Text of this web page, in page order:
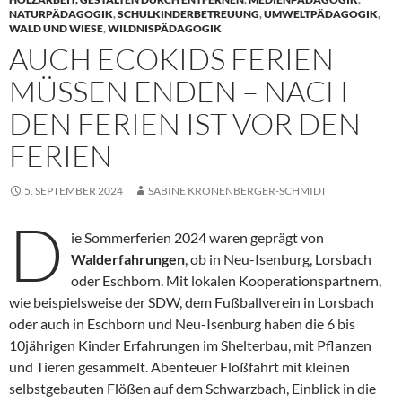
NATURPÄDAGOGIK,SCHULKINDERBETREUUNG,UMWELTPÄDAGOGIK,
WALD UND WIESE,WILDNISPÄDAGOGIK
AUCH ECOKIDS FERIEN
MÜSSEN ENDEN – NACH
DEN FERIEN IST VOR DEN
FERIEN
5. SEPTEMBER 2024 SABINE KRONENBERGER-SCHMIDT
D
ie Sommerferien 2024 waren geprägt von
Walderfahrungen , ob in Neu-Isenburg, Lorsbach
oder Eschborn. Mit lokalen Kooperationspartnern,
wie beispielsweise der SDW, dem Fußballverein in Lorsbach
oder auch in Eschborn und Neu-Isenburg haben die 6 bis
10jährigen Kinder Erfahrungen im Shelterbau, mit Pflanzen
und Tieren gesammelt. Abenteuer Floßfahrt mit kleinen
selbstgebauten Flößen auf dem Schwarzbach, Einblick in die